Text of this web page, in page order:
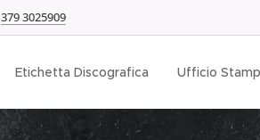
379 3025909
Etichetta Discografica Ufficio